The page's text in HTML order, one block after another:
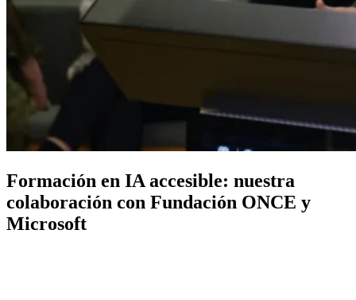
Formación en IA accesible: nuestra
colaboración con Fundación ONCE y
Microsoft